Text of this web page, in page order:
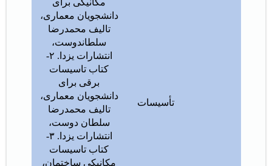
تأسیسات
دانشجویان معماری،
تالیف محمدرضا
سلطاندوست،
انتشارات یزدا. ۲-
کتاب تاسیسات
برقی برای
دانشجویان معماری،
تالیف محمدرضا
سلطان دوست،
انتشارات یزدا. ۳-
کتاب تاسیسات
مکانیکی ساختمان،